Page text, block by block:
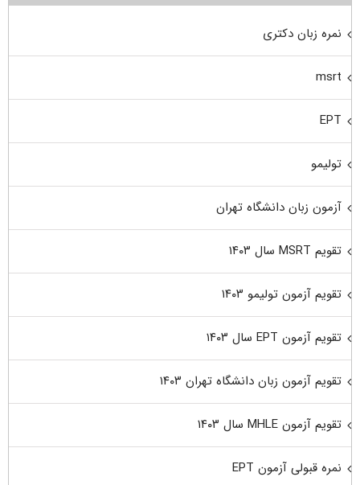
نمره زبان دکتری
msrt
EPT
تولیمو
آزمون زبان دانشگاه تهران
تقویم MSRT سال ۱۴۰۳
تقویم آزمون تولیمو ۱۴۰۳
تقویم آزمون EPT سال ۱۴۰۳
تقویم آزمون زبان دانشگاه تهران ۱۴۰۳
تقویم آزمون MHLE سال ۱۴۰۳
نمره قبولی آزمون EPT